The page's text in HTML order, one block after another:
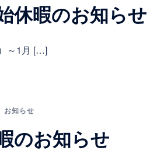
休暇のお知らせ
～1月 […]
お知らせ
のお知らせ